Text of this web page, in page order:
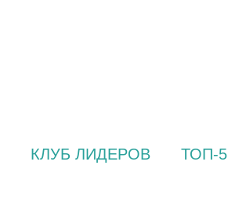
КЛУБ ЛИДЕРОВ ТОП-5